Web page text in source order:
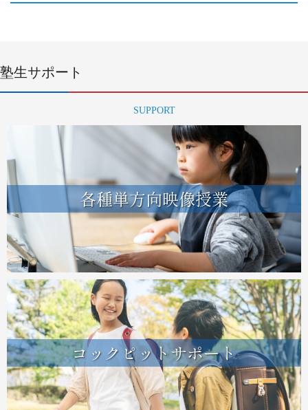
塾生サポート
SUPPORT
各種単方向映像授業
コックピットサポート